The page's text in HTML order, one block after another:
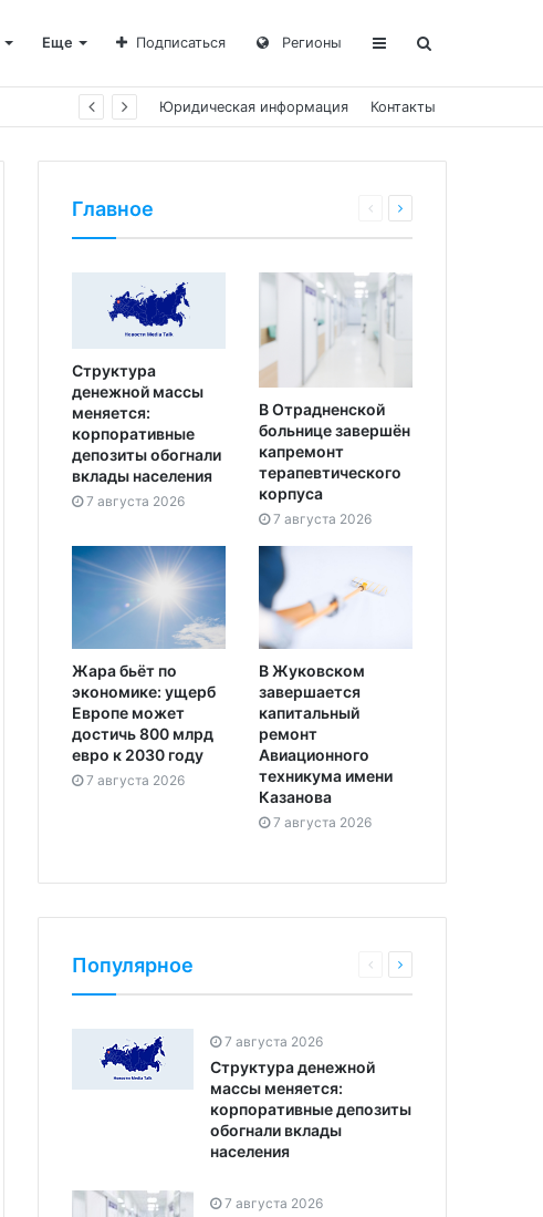
Еще Подписаться Регионы
Юридическая информация Контакты
Главное
Структура
денежной массы
меняется:
корпоративные
депозиты обогнали
вклады населения
7 августа 2026
В Отрадненской
больнице завершён
капремонт
терапевтического
корпуса
7 августа 2026
Жара бьёт по
экономике: ущерб
Европе может
достичь 800 млрд
евро к 2030 году
7 августа 2026
В Жуковском
завершается
капитальный
ремонт
Авиационного
техникума имени
Казанова
7 августа 2026
Популярное
7 августа 2026
Структура денежной
массы меняется:
корпоративные депозиты
обогнали вклады
населения
7 августа 2026